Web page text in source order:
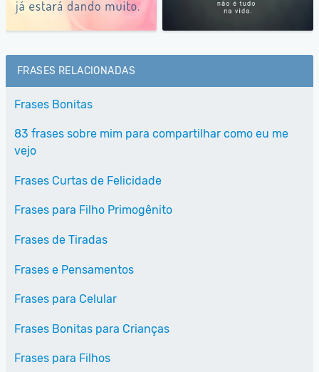
FRASES RELACIONADAS
Frases Bonitas
83 frases sobre mim para compartilhar como eu me
vejo
Frases Curtas de Felicidade
Frases para Filho Primogênito
Frases de Tiradas
Frases e Pensamentos
Frases para Celular
Frases Bonitas para Crianças
Frases para Filhos